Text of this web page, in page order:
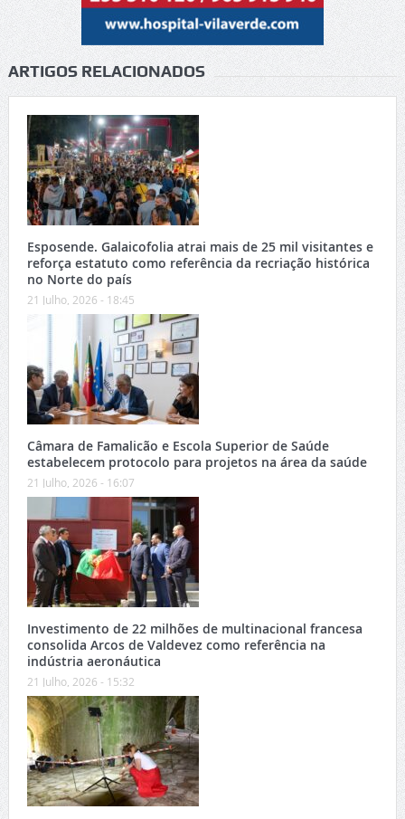
ARTIGOS RELACIONADOS
Esposende. Galaicofolia atrai mais de 25 mil visitantes e
reforça estatuto como referência da recriação histórica
no Norte do país
21 Julho, 2026 - 18:45
Câmara de Famalicão e Escola Superior de Saúde
estabelecem protocolo para projetos na área da saúde
21 Julho, 2026 - 16:07
Investimento de 22 milhões de multinacional francesa
consolida Arcos de Valdevez como referência na
indústria aeronáutica
21 Julho, 2026 - 15:32